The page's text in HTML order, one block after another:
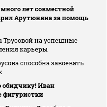
лет совместной
Арутюняна за помощь
на успешные
карьеры
способна завоевать
обидчику! Иван
фигуристки